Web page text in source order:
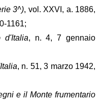
3^), vol. XXVI, a. 1886,
1161;
d'Italia, n. 4, 7 gennaio
, n. 51, 3 marzo 1942,
e il Monte frumentario